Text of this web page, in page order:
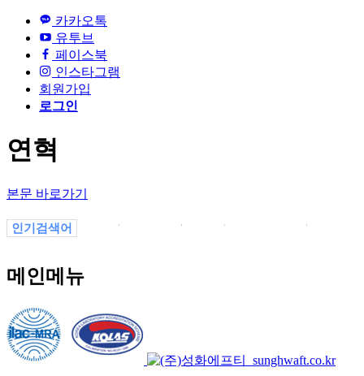
카카오톡
유투브
페이스북
인스타그램
회원가입
로그인
연혁
본문 바로가기
인기검색어
메인메뉴